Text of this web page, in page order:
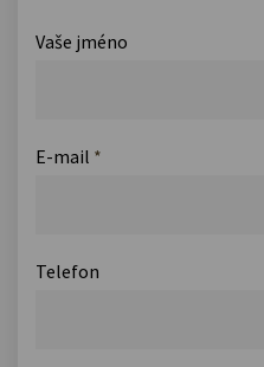
Vaše jméno
E-mail *
Telefon